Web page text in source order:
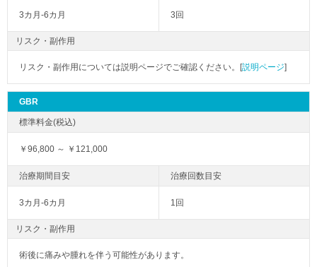
3カ月-6カ月 3回
リスク・副作用
リスク・副作用については説明ページでご確認ください。[説明ページ]
GBR
￥96,800 ～ ￥121,000
3カ月-6カ月 1回
リスク・副作用
術後に痛みや腫れを伴う可能性があります。